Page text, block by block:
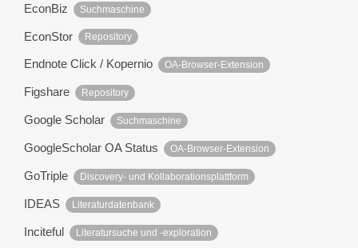
EconBiz Suchmaschine
EconStor Repository
Endnote Click / Kopernio OA-Browser-Extension
Figshare Repository
Google Scholar Suchmaschine
GoogleScholar OA Status OA-Browser-Extension
GoTriple Discovery- und Kollaborationsplattform
IDEAS Literaturdatenbank
Inciteful Literatursuche und -exploration